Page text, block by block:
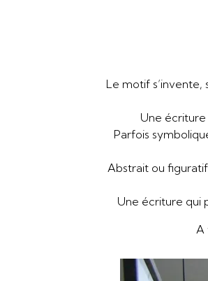
Le motif
Une
Parfois
Abstrait ou
Une écriture qui
A